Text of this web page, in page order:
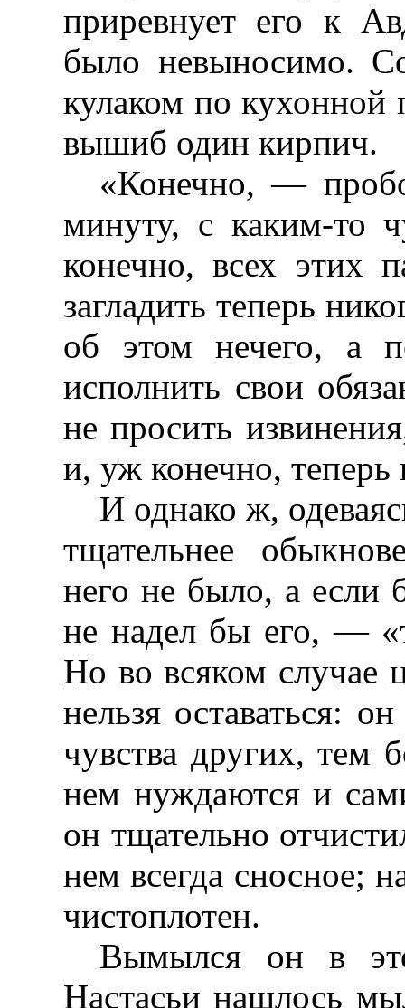
приревнует его к
было невыносимо.
кулаком по кухонной
вышиб один кирпич.
«Конечно, —
минуту, с каким-то
конечно, всех этих
загладить теперь
об этом нечего, а
исполнить свои
не просить
и, уж конечно, теперь
И однако ж,
тщательнее
него не было, а
не надел бы его, —
Но во всяком случае
нельзя оставаться:
чувства других, тем
нем нуждаются и
он тщательно
нем всегда сносное;
чистоплотен.
Вымылся он в
Настасьи нашлось